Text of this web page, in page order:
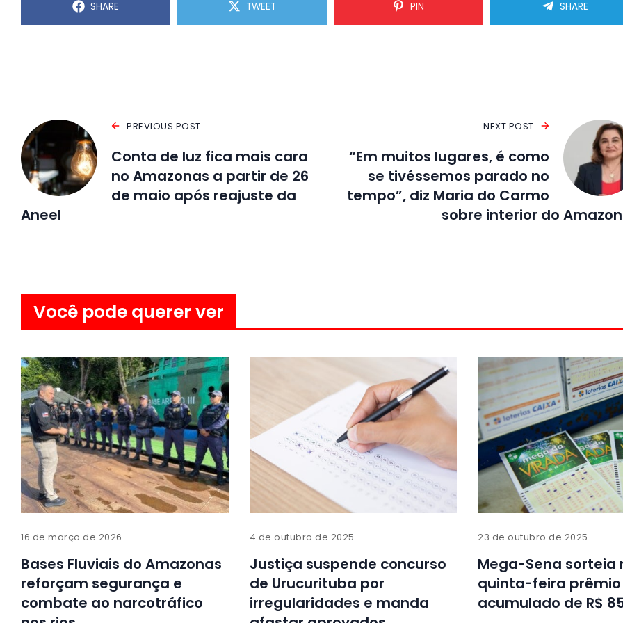
SHARE TWEET PIN SHARE
PREVIOUS POST
Conta de luz fica mais cara
no Amazonas a partir de 26
de maio após reajuste da
Aneel
NEXT POST
“Em muitos lugares, é como
se tivéssemos parado no
tempo”, diz Maria do Carmo
sobre interior do
Você pode querer ver
16 de março de 2026
Bases Fluviais do Amazonas
reforçam segurança e
combate ao narcotráfico
4 de outubro de 2025
Justiça suspende concurso
de Urucurituba por
irregularidades e manda
23 de outubro de 2025
Mega-Sena sorteia
quinta-feira prêmio
acumulado de R$